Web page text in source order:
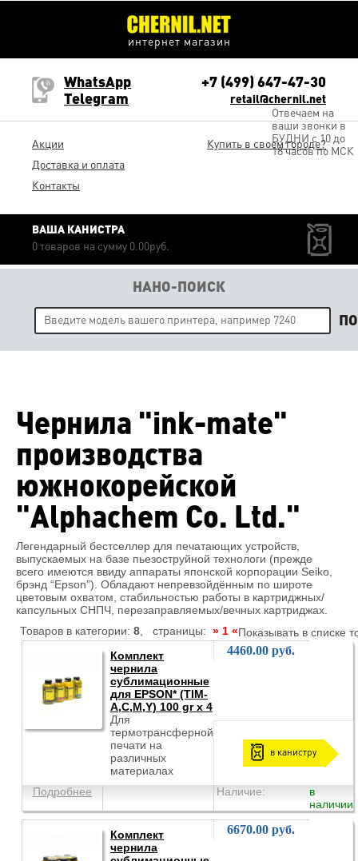
интернет магазин
Акции
Доставка и оплата
Контакты
WhatsApp
Telegram
retail@chernil.net
+7 (499) 647-47-30
Отвечаем на
ваши звонки в
БУДНИ с 10 до
18 часов по МСК
Купить в своем городе?
ВАША КАНИСТРА
0 товаров на сумму 0.00руб.
НАНО-ПОИСК
Чернила "ink-mate"
производства
южнокорейской
"Alphachem Co. Ltd."
Легендарный бестселлер для печатающих устройств,
выпускаемых на базе пьезоструйной технологи (прежде
всего имеются ввиду аппараты японской корпорации Seiko,
брэнд “Epson”). Обладают непревзойдённым по широте
цветовым охватом, стабильностью работы в картриджных/
капсульных СНПЧ, перезаправляемых/вечных картриджах.
Товаров в категории: 8 , страницы: » 1 «Показывать в списке
Комплект
чернила
сублимационные
для EPSON* (TIM-
A,C,M,Y) 100 gr x 4
Для
термотрансферной
печати на
различных
материалах
4460.00 руб.
в канистру
Подробнее Наличие:
в
наличии
Комплект
чернила
6670.00 руб.